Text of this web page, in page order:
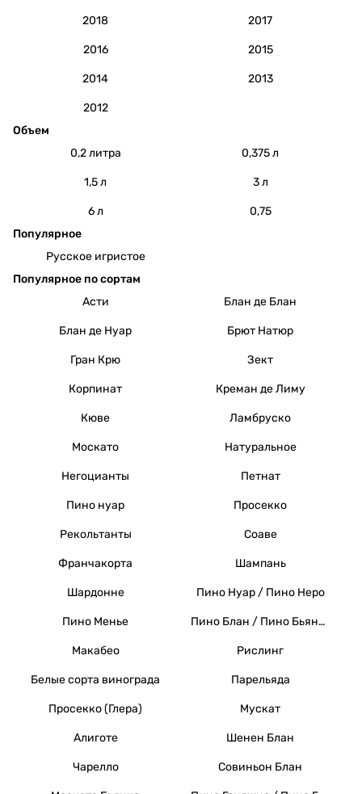
2018 2017
2016 2015
2014 2013
2012
Объем
0,2 литра
0,375 л
1,5 л 3 л
6 л
0,75
Популярное
Русское игристое
Популярное по сортам
Асти
Блан де Блан
Блан де Нуар Брют Натюр
Гран Крю Зект
Корпинат Креман де Лиму
Кюве Ламбруско
Москато Натуральное
Негоцианты Петнат
Пино нуар Просекко
Рекольтанты Соаве
Франчакорта Шампань
Шардонне Пино Нуар / Пино Неро
Пино Менье Пино Блан / Пино Бьянко / Вайссер Бургундер
Макабео Рислинг
Белые сорта винограда Парельяда
Просекко (Глера) Мускат
Алиготе Шенен Блан
Чарелло Совиньон Блан